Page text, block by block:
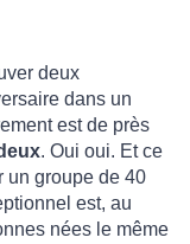
deux
dans un
est de près
. Oui oui. Et ce
un groupe de 40
est, au
nées le même